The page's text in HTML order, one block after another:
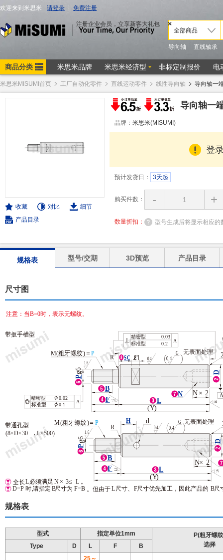
米思米MISUMI首页 工厂自动化零件 直线运动零件 线性导向轴 导向轴一
收藏 对比
细节
产品目录
导向轴一
品牌： 米思米(MISUMI)
登
预计发货日： 3天起
购买件数： - +
数量折扣： 型号生成后将显示相应的
规格表 型号/交期 3D预览 产品目录
尺寸图
R 0.4
(粗牙螺纹)＝P
P
g6
1.6
F L
(Y
1.6
1.6
B
D
SC
× 2
N A
0.1
0.02
A
无表面处理
带扳手槽型
带通孔型
(8≤D≤30
0.4
G
注意：当B=0时，表示无螺纹。
精密型
标准型
0.2
0.03
A
精密型
标准型
R 0.4
(粗牙螺纹)＝ P
P
g6
1.6
F
L
(Y
1.6
1.6
全长
D=P
B
D
H
× 2
无表面处理
0.4
G
d
M
，L≤500)
必须满足 N
L
F=B 。但由于L尺寸、 F尺寸优先加工，因此产品的 B尺
时,请指定 B尺寸为
M
)
)
N
N
× 3≤ L 。
规格表
型式 指定单位1mm
P(粗牙螺
选择
Type D L F B